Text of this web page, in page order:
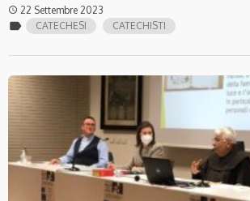
access_time 22 Settembre 2023
label CATECHESI CATECHISTI